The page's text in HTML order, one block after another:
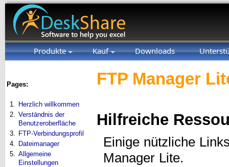
Produkte Kauf Downloads
Pages:
1. Herzlich willkommen
2. Verständnis der
Benutzeroberfläche
3. FTP-Verbindungsprofil
4. Dateimanager
5. Allgemeine
Einstellungen
FTP Manager
Hilfreiche
Einige nützliche
Manager Lite.